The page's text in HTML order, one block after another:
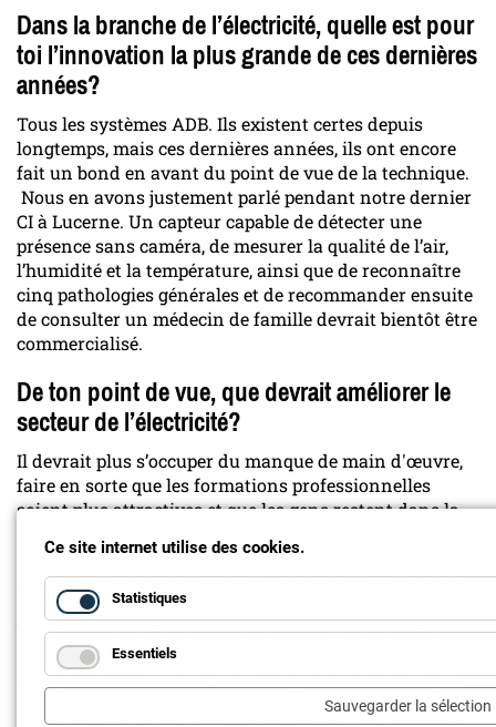
Dans la branche de l’électricité, quelle est pour
toi l’innovation la plus grande de ces dernières
années?
Tous les systèmes ADB. Ils existent certes depuis
longtemps, mais ces dernières années, ils ont encore
fait un bond en avant du point de vue de la technique.
Nous en avons justement parlé pendant notre dernier
CI à Lucerne. Un capteur capable de détecter une
présence sans caméra, de mesurer la qualité de l’air,
l’humidité et la température, ainsi que de reconnaître
cinq pathologies générales et de recommander ensuite
de consulter un médecin de famille devrait bientôt être
commercialisé.
De ton point de vue, que devrait améliorer le
secteur de l’électricité?
Il devrait plus s’occuper du manque de main d'œuvre,
faire en sorte que les formations professionnelles
soient plus attractives et que les gens restent dans la
élevés, beaucoup d’installateurs-électriciens ne
gagnent pas très bien leur vie. On n’en parle pas, mais
d’après ce que j’ai entendu dans d’autres entreprises,
beaucoup travaillent pour une bouchée de pain. De
plus, ils se fatiguent tous les jours sur le chantier et ne
sont pas suffisamment valorisés pour cela, même par
les clients. De nombreux clients considèrent le travail
Ce site internet utilise des cookies.
Statistiques
Essentiels
Sauvegarder la sélection